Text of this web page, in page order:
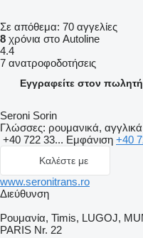
Σε απόθεμα: 70 αγγελίες
8 χρόνια στο Autoline
4.4
7 ανατροφοδοτήσεις
Εγγραφείτε στον πωλητή
Seroni Sorin
Γλώσσες: ρουμανικά, αγγλικά
+40 722 33... Εμφάνιση +40
Καλέστε με
www.seronitrans.ro
Διεύθυνση
Ρουμανία, Timis, LUGOJ,
PARIS Nr. 22